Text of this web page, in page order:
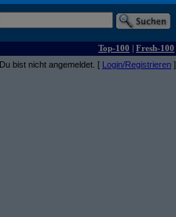
Top-100 | Fresh-100
Du bist nicht angemeldet. [ Login/Registrieren ]